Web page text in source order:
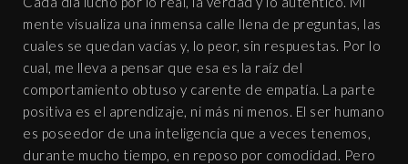
mente visualiza una inmensa calle llena de preguntas, las
cuales se quedan vacías y, lo peor, sin respuestas. Por lo
cual, me lleva a pensar que esa es la raíz del
comportamiento obtuso y carente de empatía. La parte
positiva es el aprendizaje, ni más ni menos. El ser humano
es poseedor de una inteligencia que a veces tenemos,
durante mucho tiempo, en reposo por comodidad. Pero